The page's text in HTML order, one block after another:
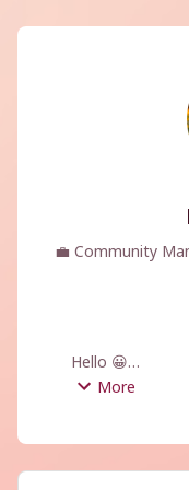
💼 Community
Hello 😀
Je me rends
More